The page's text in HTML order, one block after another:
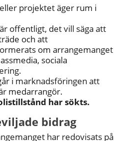
projektet äger rum i
offentligt, det vill säga att
och att
om arrangemanget
sociala
i marknadsföringen att
medarrangör.
har sökts.
bidrag
har redovisats på